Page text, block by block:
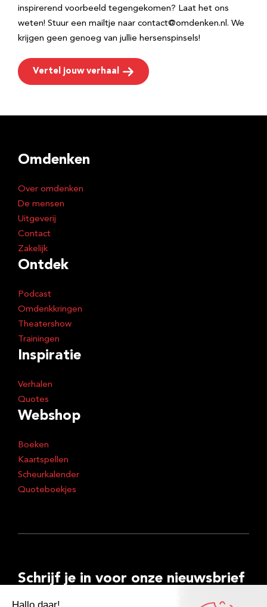
inspirerend voorbeeld tegengekomen? Laat het ons
weten! Stuur een mailtje naar contact@omdenken.nl. We
krijgen geen genoeg van jullie hersenspinsels!
Vertel jouw verhaal
Omdenken
Over omdenken
De mensen
Uitgeverij
Contact
Zakelijk
Ontdek
Podcast
Omdenkkringen
Theatershow
Trainingen
Inspiratie
Verhalen
Quotes
Webshop
Boeken
Kaartspellen
Scheurkalender
Quoteboekjes
Schrijf je in voor onze nieuwsbrief